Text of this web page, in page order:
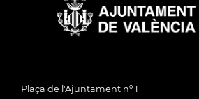
Plaça de l'Ajuntament nº 1